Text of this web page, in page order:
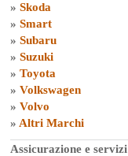
» Skoda
» Smart
» Subaru
» Suzuki
» Toyota
» Volkswagen
» Volvo
» Altri Marchi
Assicurazione e servizi